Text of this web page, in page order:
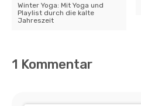
Winter Yoga: Mit Yoga und
Playlist durch die kalte
Jahreszeit
1 Kommentar